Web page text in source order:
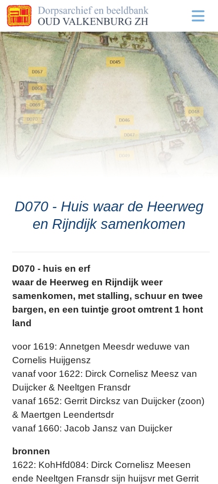
D070 - Huis waar de Heerweg
en Rijndijk samenkomen
D070 - huis en erf
waar de Heerweg en Rijndijk weer
samenkomen, met stalling, schuur en twee
bargen, en een tuintje groot omtrent 1 hont
land
voor 1619: Annetgen Meesdr weduwe van
Cornelis Huijgensz
vanaf voor 1622: Dirck Cornelisz Meesz van
Duijcker & Neeltgen Fransdr
vanaf 1652: Gerrit Dircksz van Duijcker (zoon)
& Maertgen Leendertsdr
vanaf 1660: Jacob Jansz van Duijcker
bronnen
1622: KohHfd084: Dirck Cornelisz Meesen
ende Neeltgen Fransdr sijn huijsvr met Gerrit